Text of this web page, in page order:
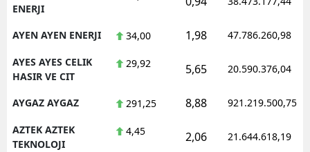
ENERJI
AYEN AYEN ENERJI 34,00 1,98 47.786.260,98
AYES AYES CELIK
HASIR VE CIT
29,92 5,65 20.590.376,04
AYGAZ AYGAZ 291,25 8,88 921.219.500,75
AZTEK AZTEK
TEKNOLOJI
4,45 2,06 21.644.618,19